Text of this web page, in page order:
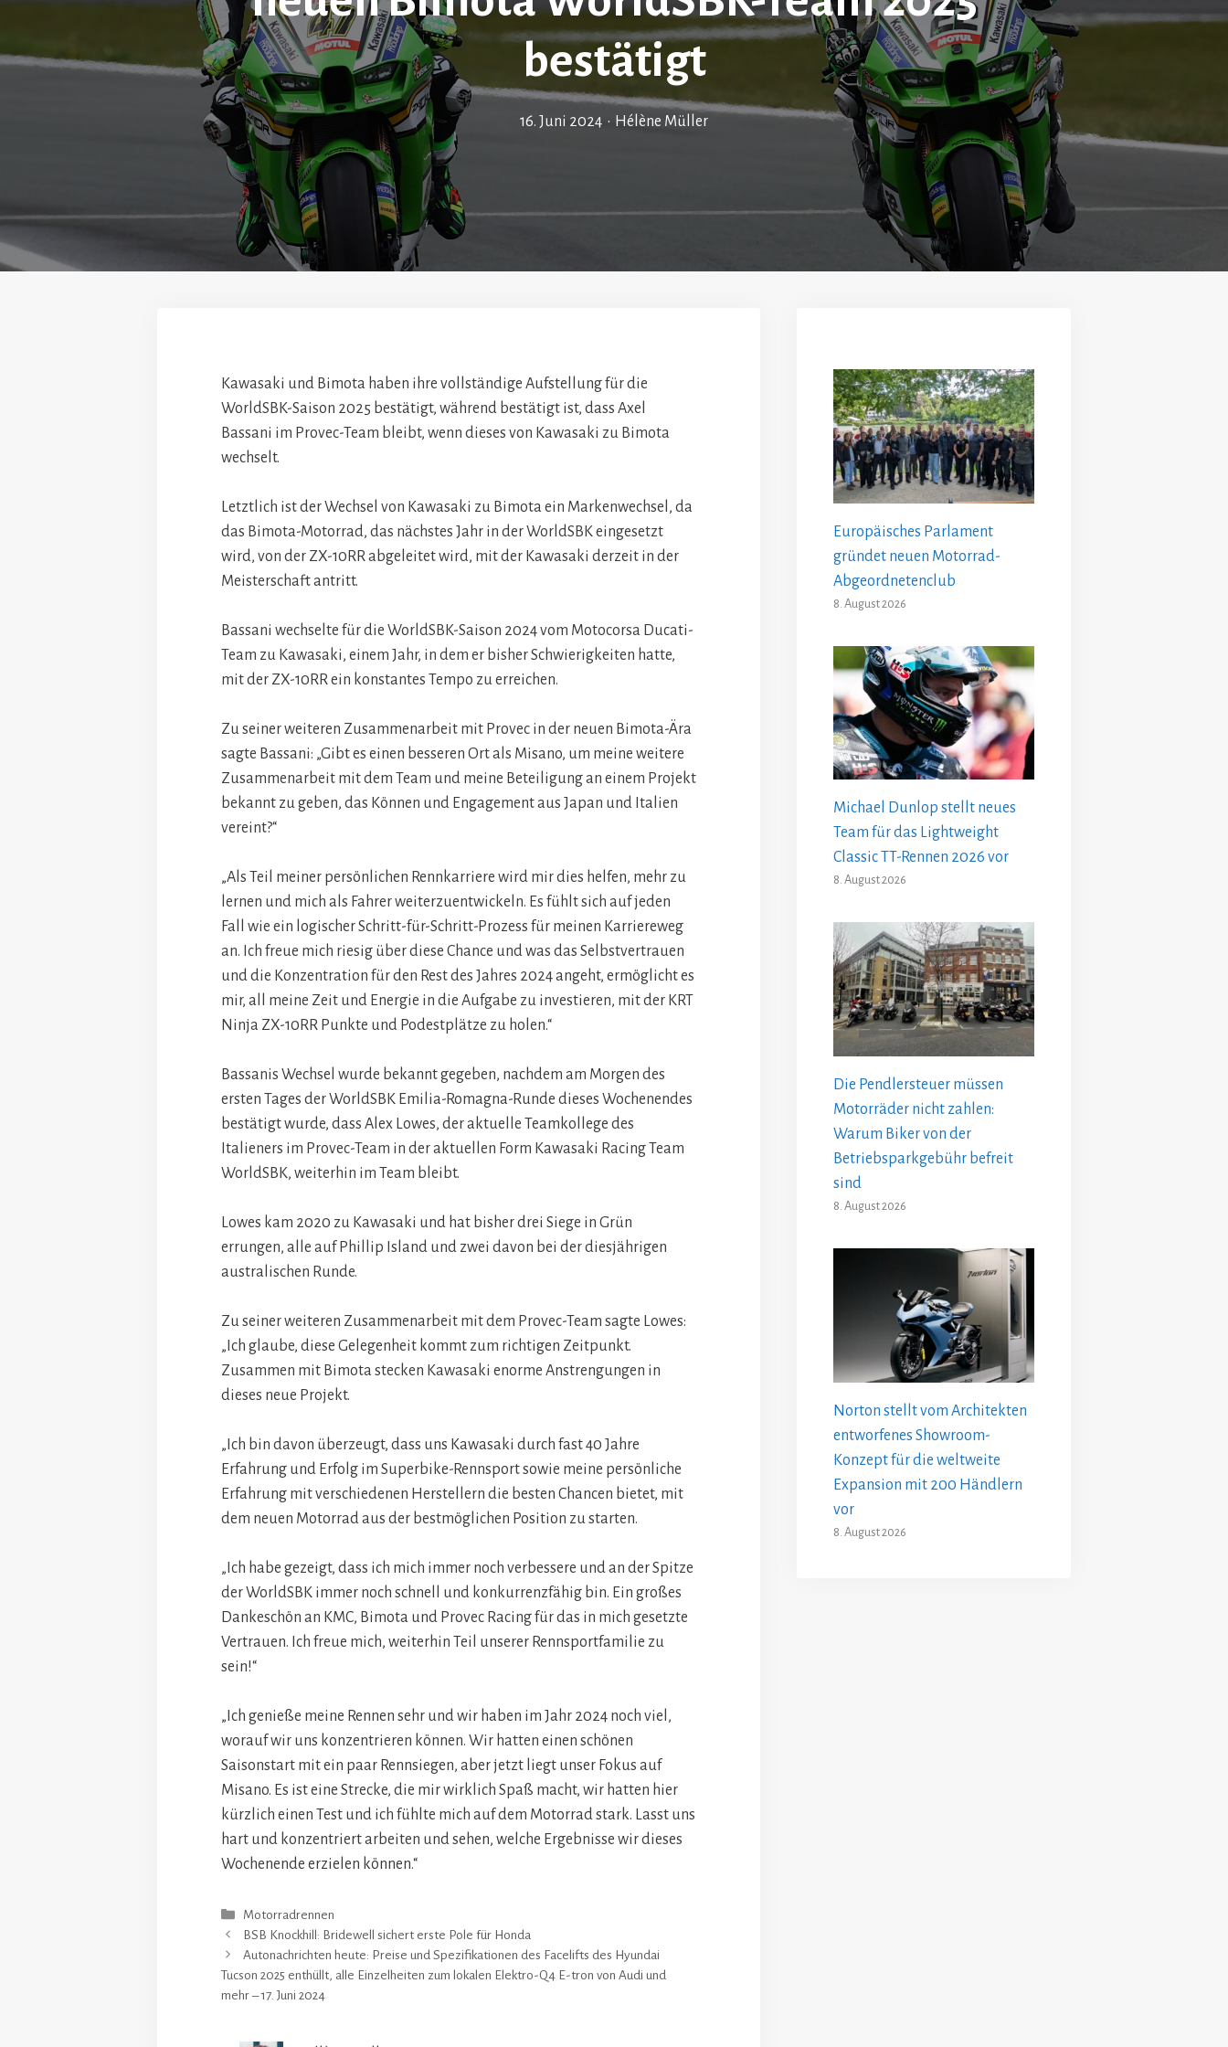
bestätigt
16. Juni 2024 • Hélène Müller
Kawasaki und Bimota haben ihre vollständige Aufstellung für die
WorldSBK-Saison 2025 bestätigt, während bestätigt ist, dass Axel
Bassani im Provec-Team bleibt, wenn dieses von Kawasaki zu Bimota
wechselt.
Letztlich ist der Wechsel von Kawasaki zu Bimota ein Markenwechsel, da
das Bimota-Motorrad, das nächstes Jahr in der WorldSBK eingesetzt
wird, von der ZX-10RR abgeleitet wird, mit der Kawasaki derzeit in der
Meisterschaft antritt.
Bassani wechselte für die WorldSBK-Saison 2024 vom Motocorsa Ducati-
Team zu Kawasaki, einem Jahr, in dem er bisher Schwierigkeiten hatte,
mit der ZX-10RR ein konstantes Tempo zu erreichen.
Zu seiner weiteren Zusammenarbeit mit Provec in der neuen Bimota-Ära
sagte Bassani: „Gibt es einen besseren Ort als Misano, um meine weitere
Zusammenarbeit mit dem Team und meine Beteiligung an einem Projekt
bekannt zu geben, das Können und Engagement aus Japan und Italien
vereint?“
„Als Teil meiner persönlichen Rennkarriere wird mir dies helfen, mehr zu
lernen und mich als Fahrer weiterzuentwickeln. Es fühlt sich auf jeden
Fall wie ein logischer Schritt-für-Schritt-Prozess für meinen Karriereweg
an. Ich freue mich riesig über diese Chance und was das Selbstvertrauen
und die Konzentration für den Rest des Jahres 2024 angeht, ermöglicht es
mir, all meine Zeit und Energie in die Aufgabe zu investieren, mit der KRT
Ninja ZX-10RR Punkte und Podestplätze zu holen.“
Bassanis Wechsel wurde bekannt gegeben, nachdem am Morgen des
ersten Tages der WorldSBK Emilia-Romagna-Runde dieses Wochenendes
bestätigt wurde, dass Alex Lowes, der aktuelle Teamkollege des
Italieners im Provec-Team in der aktuellen Form Kawasaki Racing Team
WorldSBK, weiterhin im Team bleibt.
Lowes kam 2020 zu Kawasaki und hat bisher drei Siege in Grün
errungen, alle auf Phillip Island und zwei davon bei der diesjährigen
australischen Runde.
Zu seiner weiteren Zusammenarbeit mit dem Provec-Team sagte Lowes:
„Ich glaube, diese Gelegenheit kommt zum richtigen Zeitpunkt.
Zusammen mit Bimota stecken Kawasaki enorme Anstrengungen in
dieses neue Projekt.
„Ich bin davon überzeugt, dass uns Kawasaki durch fast 40 Jahre
Erfahrung und Erfolg im Superbike-Rennsport sowie meine persönliche
Erfahrung mit verschiedenen Herstellern die besten Chancen bietet, mit
dem neuen Motorrad aus der bestmöglichen Position zu starten.
„Ich habe gezeigt, dass ich mich immer noch verbessere und an der Spitze
der WorldSBK immer noch schnell und konkurrenzfähig bin. Ein großes
Dankeschön an KMC, Bimota und Provec Racing für das in mich gesetzte
Vertrauen. Ich freue mich, weiterhin Teil unserer Rennsportfamilie zu
sein!“
„Ich genieße meine Rennen sehr und wir haben im Jahr 2024 noch viel,
worauf wir uns konzentrieren können. Wir hatten einen schönen
Saisonstart mit ein paar Rennsiegen, aber jetzt liegt unser Fokus auf
Misano. Es ist eine Strecke, die mir wirklich Spaß macht, wir hatten hier
kürzlich einen Test und ich fühlte mich auf dem Motorrad stark. Lasst uns
hart und konzentriert arbeiten und sehen, welche Ergebnisse wir dieses
Wochenende erzielen können.“
Kategorien
Motorradrennen
BSB Knockhill: Bridewell sichert erste Pole für Honda
Autonachrichten heute: Preise und Spezifikationen des Facelifts des Hyundai
Tucson 2025 enthüllt, alle Einzelheiten zum lokalen Elektro-Q4 E-tron von Audi und
mehr – 17. Juni 2024
Europäisches Parlament
gründet neuen Motorrad-
Abgeordnetenclub
8. August 2026
Michael Dunlop stellt neues
Team für das Lightweight
Classic TT-Rennen 2026 vor
8. August 2026
Die Pendlersteuer müssen
Motorräder nicht zahlen:
Warum Biker von der
Betriebsparkgebühr befreit
sind
8. August 2026
Norton stellt vom Architekten
entworfenes Showroom-
Konzept für die weltweite
Expansion mit 200 Händlern
vor
8. August 2026